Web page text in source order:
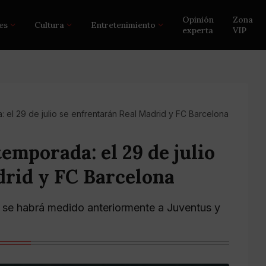
Cultura Entretenimiento
Opinión
experta
Zona
VIP
el 29 de julio se enfrentarán Real Madrid y FC Barcelona
el 29 de julio
y FC Barcelona
habrá medido anteriormente a Juventus y